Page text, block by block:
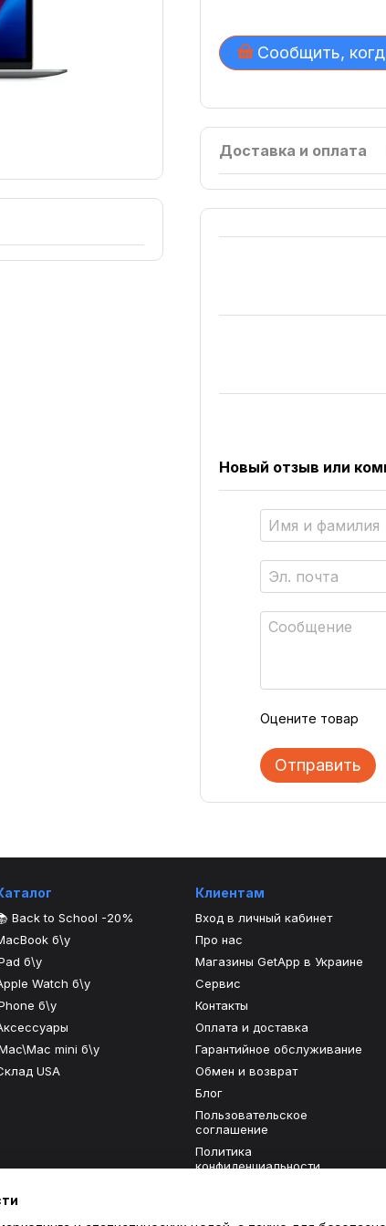
Сообщить,
Доставка и оплата
Новый отзыв или
Оцените товар
Отправить
Back to School -20%
б\у
б\у
Watch б\у
б\у
mini б\у
USA
Клиентам
Вход в личный кабинет
Про нас
Магазины GetApp в Украине
Сервис
Контакты
Оплата и доставка
Гарантийное обслуживание
Обмен и возврат
Блог
Пользовательское
соглашение
Политика
конфиденциальности